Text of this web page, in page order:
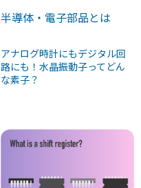
半導体・電子部品とは
アナログ時計にもデジタル回
路にも！水晶振動子ってどん
な素子？